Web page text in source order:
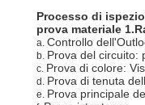
CONTATTICI
NOTIZIE
Processo di
prova materiale
a. Controllo
b. Prova del circuito:
c. Prova di colore:
d. Prova di tenuta
e. Prova principale